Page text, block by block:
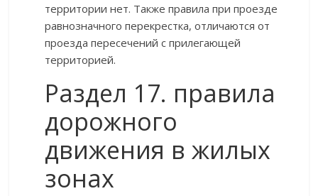
территории нет. Также правила при проезде
равнозначного перекрестка, отличаются от
проезда пересечений с прилегающей
территорией.
Раздел 17. правила
дорожного
движения в жилых
зонах